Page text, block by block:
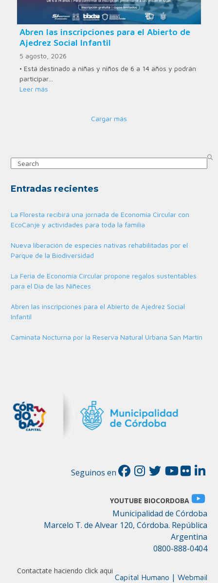
Abren las inscripciones para el Abierto de
Ajedrez Social Infantil
5 agosto, 2026
• Está destinado a niñas y niños de 6 a 14 años y podrán
participar…
Leer más
Cargar más
Search
Entradas recientes
La Floresta recibirá una jornada de Economía Circular con
EcoCanje y actividades para toda la familia
Nueva liberación de especies nativas rehabilitadas por el
Parque de la Biodiversidad
La Feria de Economía Circular propone regalos sustentables
para el Día de las Niñeces
Abren las inscripciones para el Abierto de Ajedrez Social
Infantil
Caminata Nocturna por la Reserva Natural Urbana San Martín
Contactate haciendo click aqui
Seguinos en
YOUTUBE BIOCORDOBA
Municipalidad de Córdoba
Marcelo T. de Alvear 120, Córdoba. República
Argentina
0800-888-0404
Capital Humano | Webmail